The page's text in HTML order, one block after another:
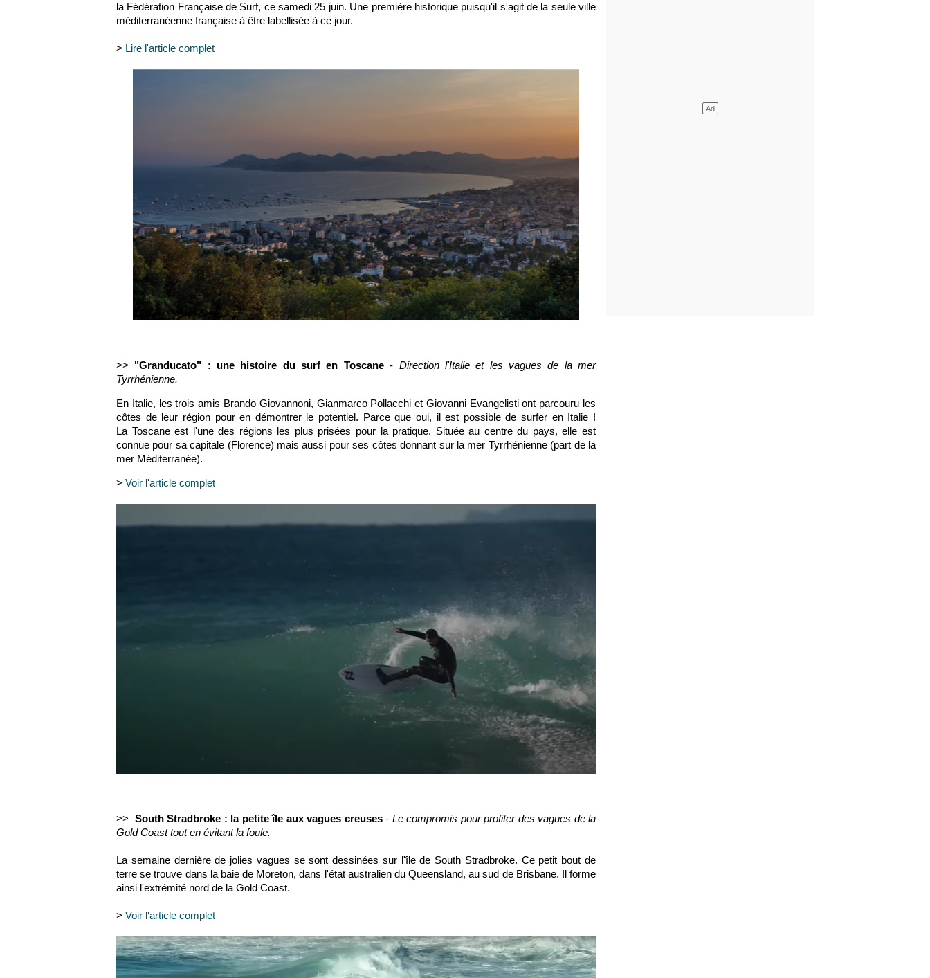
la Fédération Française de Surf, ce samedi 25 juin. Une première historique puisqu'il s'agit de la seule ville
méditerranéenne française à être labellisée à ce jour.
> Lire l'article complet
>> "Granducato" : une histoire du surf en Toscane- Direction l'Italie et les vagues de la mer
Tyrrhénienne.
En Italie, les trois amis Brando Giovannoni, Gianmarco Pollacchi et Giovanni Evangelisti ont parcouru les
côtes de leur région pour en démontrer le potentiel. Parce que oui, il est possible de surfer en Italie !
La Toscane est l'une des régions les plus prisées pour la pratique. Située au centre du pays, elle est
connue pour sa capitale (Florence) mais aussi pour ses côtes donnant sur la mer Tyrrhénienne (part de la
mer Méditerranée).
> Voir l'article complet
>> South Stradbroke : la petite île aux vagues creuses- Le compromis pour profiter des vagues de la
Gold Coast tout en évitant la foule.
La semaine dernière de jolies vagues se sont dessinées sur l'île de South Stradbroke. Ce petit bout de
terre se trouve dans la baie de Moreton, dans l'état australien duQueensland, au sud de Brisbane. Il forme
ainsi l'extrémité nord de la Gold Coast.
> Voir l'article complet